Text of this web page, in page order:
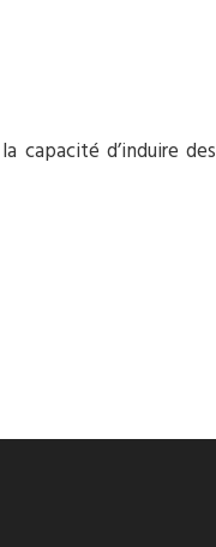
capacité d’induire des